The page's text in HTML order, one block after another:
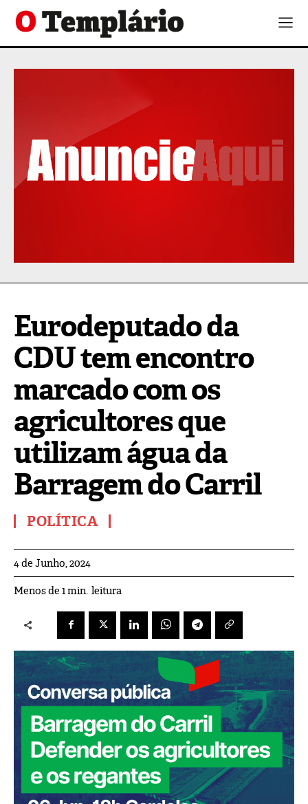
Eurodeputado da
CDU tem encontro
marcado com os
agricultores que
utilizam água da
Barragem do Carril
POLÍTICA
4 de Junho, 2024
Menos de 1min. leitura